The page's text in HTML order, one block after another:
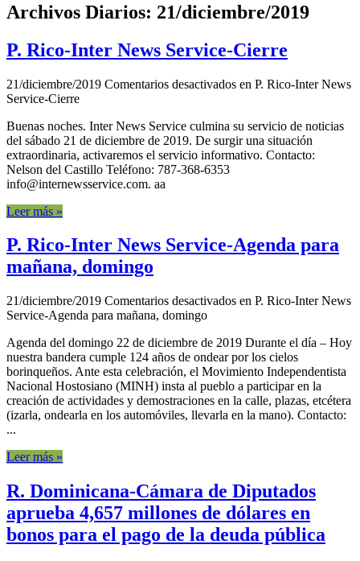
Archivos Diarios: 21/diciembre/2019
P. Rico-Inter News Service-Cierre
21/diciembre/2019 Comentarios desactivados en P. Rico-Inter News
Service-Cierre
Buenas noches. Inter News Service culmina su servicio de noticias
del sábado 21 de diciembre de 2019. De surgir una situación
extraordinaria, activaremos el servicio informativo. Contacto:
Nelson del Castillo Teléfono: 787-368-6353
info@internewsservice.com. aa
Leer más »
P. Rico-Inter News Service-Agenda para
mañana, domingo
21/diciembre/2019 Comentarios desactivados en P. Rico-Inter News
Service-Agenda para mañana, domingo
Agenda del domingo 22 de diciembre de 2019 Durante el día – Hoy
nuestra bandera cumple 124 años de ondear por los cielos
borinqueños. Ante esta celebración, el Movimiento Independentista
Nacional Hostosiano (MINH) insta al pueblo a participar en la
creación de actividades y demostraciones en la calle, plazas, etcétera
(izarla, ondearla en los automóviles, llevarla en la mano). Contacto:
...
Leer más »
R. Dominicana-Cámara de Diputados
aprueba 4,657 millones de dólares en
bonos para el pago de la deuda pública